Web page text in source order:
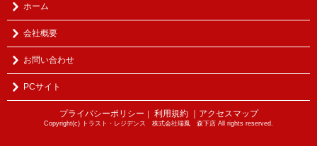
ホーム
会社概要
お問い合わせ
PCサイト
プライバシーポリシー ｜ 利用規約 ｜アクセスマップ
Copyright(c) トラスト・レジデンス 株式会社瑞鳳 森下店 All rights reserved.